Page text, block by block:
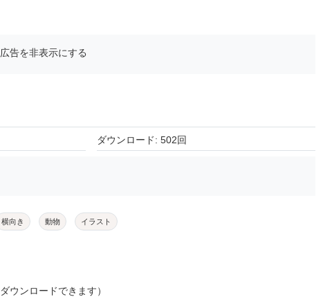
広告を非表示にする
ダウンロード: 502回
横向き 動物 イラスト
ウンロードできます）